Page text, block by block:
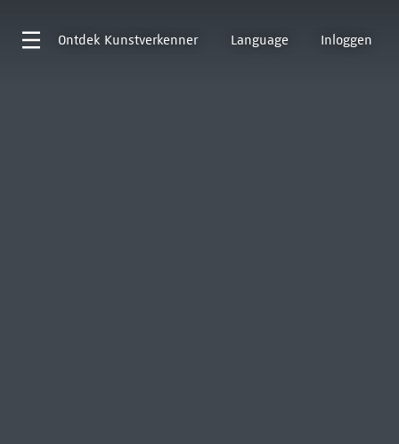
Ontdek Kunstverkenner Language Inloggen